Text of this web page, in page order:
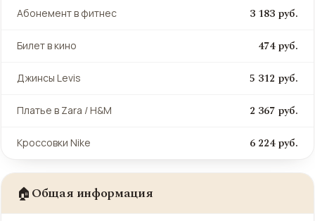
Абонемент в фитнес 3 183 руб.
Билет в кино 474 руб.
Джинсы Levis 5 312 руб.
Платье в Zara / H&M 2 367 руб.
Кроссовки Nike 6 224 руб.
🏠 Общая информация